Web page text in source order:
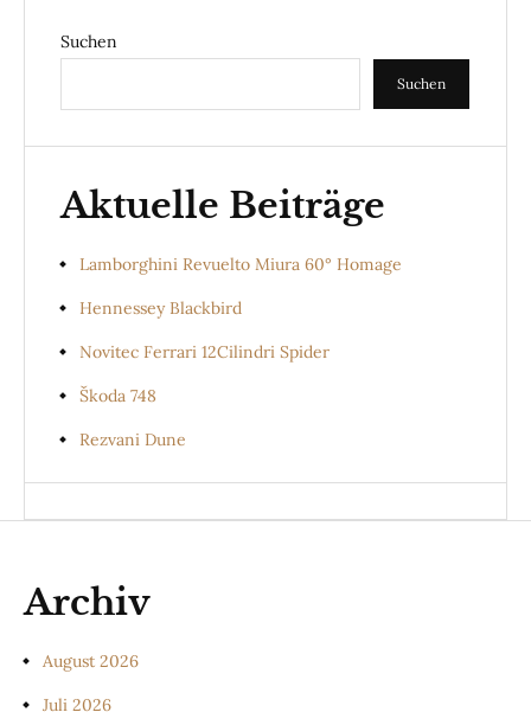
Suchen
Suchen
Aktuelle Beiträge
Lamborghini Revuelto Miura 60° Homage
Hennessey Blackbird
Novitec Ferrari 12Cilindri Spider
Škoda 748
Rezvani Dune
Archiv
August 2026
Juli 2026